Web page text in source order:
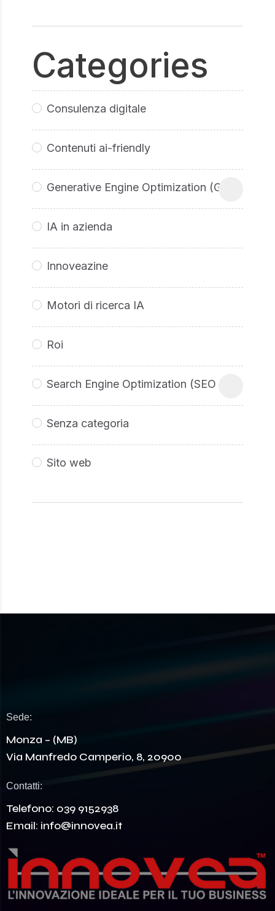
Categories
Consulenza digitale
Contenuti ai-friendly
Generative Engine Optimization (GEO
IA in azienda
Innoveazine
Motori di ricerca IA
Roi
Search Engine Optimization (SEO
Senza categoria
Sito web
Sede:
Monza – (MB)
Via Manfredo Camperio, 8, 20900
Contatti:
Telefono: 039 9152938
Email: info@innovea.it